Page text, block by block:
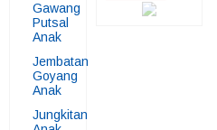
Gawang
Putsal
Anak
Jembatan
Goyang
Anak
Jungkitan